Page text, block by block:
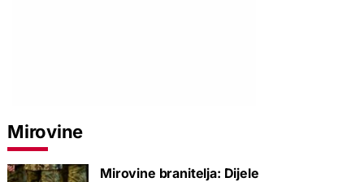
Mirovine
Mirovine branitelja: Dijele